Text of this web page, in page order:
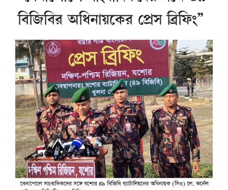
বিজিবির অধিনায়কের প্রেস ব্রিফিং”